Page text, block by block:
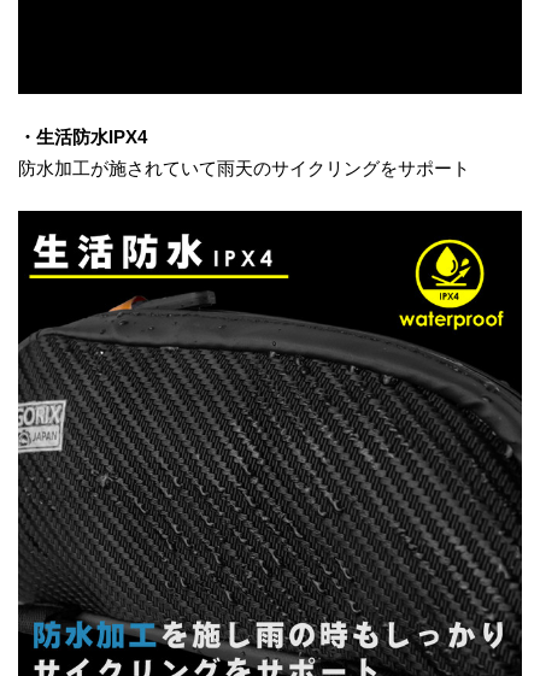
・生活防水IPX4
防水加工が施されていて雨天のサイクリングをサポート